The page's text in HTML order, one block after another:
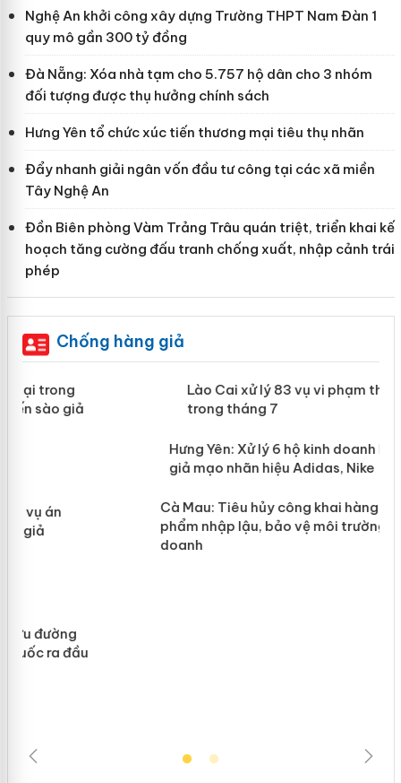
Nghệ An khởi công xây dựng Trường THPT Nam Đàn 1
quy mô gần 300 tỷ đồng
Đà Nẵng: Xóa nhà tạm cho 5.757 hộ dân cho 3 nhóm
đối tượng được thụ hưởng chính sách
Hưng Yên tổ chức xúc tiến thương mại tiêu thụ nhãn
Đẩy nhanh giải ngân vốn đầu tư công tại các xã miền
Tây Nghệ An
Đồn Biên phòng Vàm Trảng Trâu quán triệt, triển khai kế
hoạch tăng cường đấu tranh chống xuất, nhập cảnh trái
phép
Chống hàng giả
Lào Cai xử lý 83 vụ vi phạm thương
mại trong tháng 7
Hưng Yên: Xử lý 6 hộ kinh doanh bán
hàng giả mạo nhãn hiệu Adidas, Nike